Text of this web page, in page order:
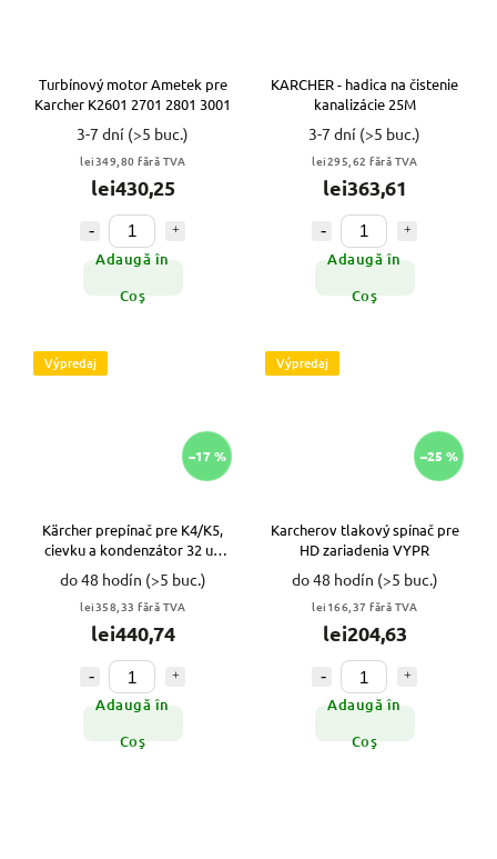
Turbínový motor Ametek pre
Karcher K2601 2701 2801 3001
3-7 dní (>5 buc.)
lei349,80 fără TVA
lei430,25
Adaugă în
Coş
KARCHER - hadica na čistenie
kanalizácie 25M
3-7 dní (>5 buc.)
lei295,62 fără TVA
lei363,61
Adaugă în
Coş
Výpredaj
–17 %
Kärcher prepínač pre K4/K5,
cievku a kondenzátor 32 uF
VYPR
do 48 hodín (>5 buc.)
lei358,33 fără TVA
lei440,74
Adaugă în
Coş
Výpredaj
–25 %
Karcherov tlakový spínač pre
HD zariadenia VYPR
do 48 hodín (>5 buc.)
lei166,37 fără TVA
lei204,63
Adaugă în
Coş